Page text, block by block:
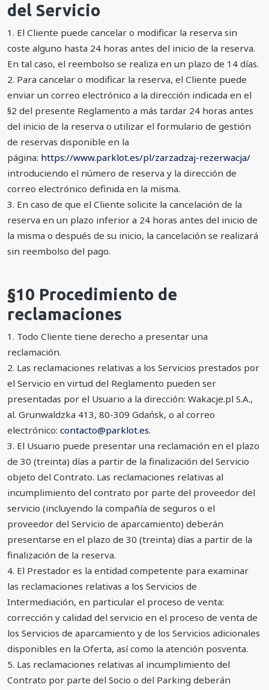
del Servicio
1. El Cliente puede cancelar o modificar la reserva sin
coste alguno hasta 24 horas antes del inicio de la reserva.
En tal caso, el reembolso se realiza en un plazo de 14 días.
2. Para cancelar o modificar la reserva, el Cliente puede
enviar un correo electrónico a la dirección indicada en el
§2 del presente Reglamento a más tardar 24 horas antes
del inicio de la reserva o utilizar el formulario de gestión
de reservas disponible en la
página: https://www.parklot.es/pl/zarzadzaj-rezerwacja/
introduciendo el número de reserva y la dirección de
correo electrónico definida en la misma.
3. En caso de que el Cliente solicite la cancelación de la
reserva en un plazo inferior a 24 horas antes del inicio de
la misma o después de su inicio, la cancelación se realizará
sin reembolso del pago.
§10 Procedimiento de
reclamaciones
1. Todo Cliente tiene derecho a presentar una
reclamación.
2. Las reclamaciones relativas a los Servicios prestados por
el Servicio en virtud del Reglamento pueden ser
presentadas por el Usuario a la dirección: Wakacje.pl S.A.,
al. Grunwaldzka 413, 80-309 Gdańsk, o al correo
electrónico: contacto@parklot.es.
3. El Usuario puede presentar una reclamación en el plazo
de 30 (treinta) días a partir de la finalización del Servicio
objeto del Contrato. Las reclamaciones relativas al
incumplimiento del contrato por parte del proveedor del
servicio (incluyendo la compañía de seguros o el
proveedor del Servicio de aparcamiento) deberán
presentarse en el plazo de 30 (treinta) días a partir de la
finalización de la reserva.
4. El Prestador es la entidad competente para examinar
las reclamaciones relativas a los Servicios de
Intermediación, en particular el proceso de venta:
corrección y calidad del servicio en el proceso de venta de
los Servicios de aparcamiento y de los Servicios adicionales
disponibles en la Oferta, así como la atención posventa.
5. Las reclamaciones relativas al incumplimiento del
Contrato por parte del Socio o del Parking deberán